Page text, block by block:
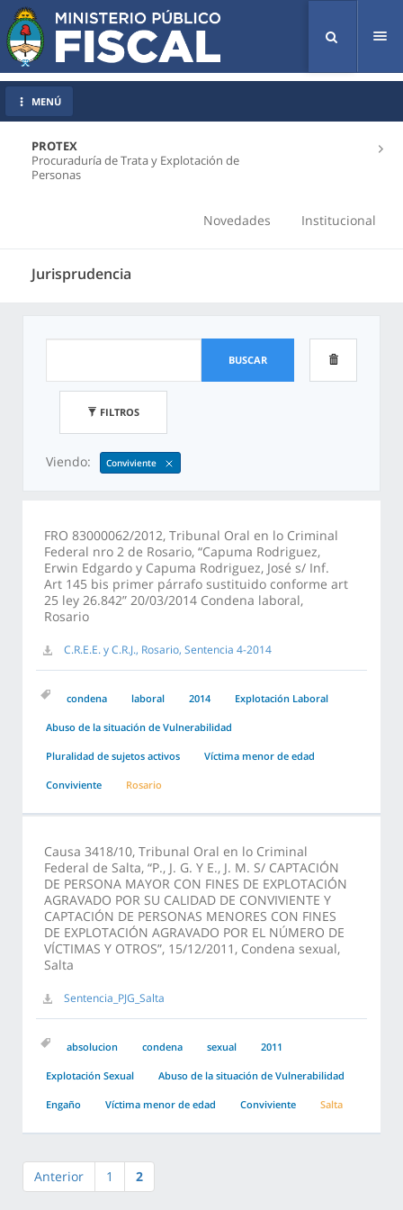
PROTEX
Procuraduría de Trata y Explotación de
Personas
Novedades Institucional
Jurisprudencia
MENÚ
BUSCAR
FILTROS
Viendo: Conviviente
FRO 83000062/2012, Tribunal Oral en lo Criminal
Federal nro 2 de Rosario, “Capuma Rodriguez,
Erwin Edgardo y Capuma Rodriguez, José s/ Inf.
Art 145 bis primer párrafo sustituido conforme art
25 ley 26.842” 20/03/2014 Condena laboral,
Rosario
C.R.E.E. y C.R.J., Rosario, Sentencia 4-2014
condena laboral 2014 Explotación Laboral
Abuso de la situación de Vulnerabilidad
Pluralidad de sujetos activos Víctima menor de edad
Conviviente Rosario
Causa 3418/10, Tribunal Oral en lo Criminal
Federal de Salta, “P., J. G. Y E., J. M. S/ CAPTACIÓN
DE PERSONA MAYOR CON FINES DE EXPLOTACIÓN
AGRAVADO POR SU CALIDAD DE CONVIVIENTE Y
CAPTACIÓN DE PERSONAS MENORES CON FINES
DE EXPLOTACIÓN AGRAVADO POR EL NÚMERO DE
VÍCTIMAS Y OTROS”, 15/12/2011, Condena sexual,
Salta
Sentencia_PJG_Salta
absolucion condena sexual 2011
Explotación Sexual Abuso de la situación de Vulnerabilidad
Engaño Víctima menor de edad Conviviente Salta
Anterior 1 2